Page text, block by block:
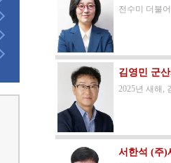
전수미 더불
김영민 군
2025년 새해,
서한석 (주)